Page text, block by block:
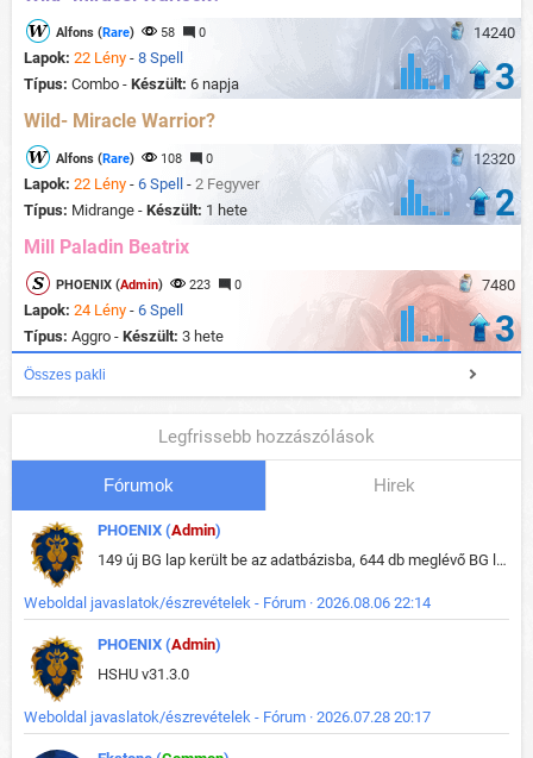
14240
Alfons (Rare) 58 0
Lapok: 22 Lény - 8 Spell
Típus: Combo - Készült: 6 napja 3
Wild- Miracle Warrior?
12320
Alfons (Rare) 108 0
Lapok: 22 Lény - 6 Spell - 2 Fegyver
Típus: Midrange - Készült: 1 hete 2
Mill Paladin Beatrix
7480
PHOENIX (Admin) 223 0
Lapok: 24 Lény - 6 Spell
Típus: Aggro - Készült: 3 hete 3
Összes pakli
Legfrissebb hozzászólások
Fórumok Hirek
PHOENIX (Admin)
149 új BG lap került be az adatbázisba, 644 db meglévő BG lap módosult, bekerültek az új képek a megváltozott lapokhoz is.
Weboldal javaslatok/észrevételek - Fórum · 2026.08.06 22:14
PHOENIX (Admin)
HSHU v31.3.0
Weboldal javaslatok/észrevételek - Fórum · 2026.07.28 20:17